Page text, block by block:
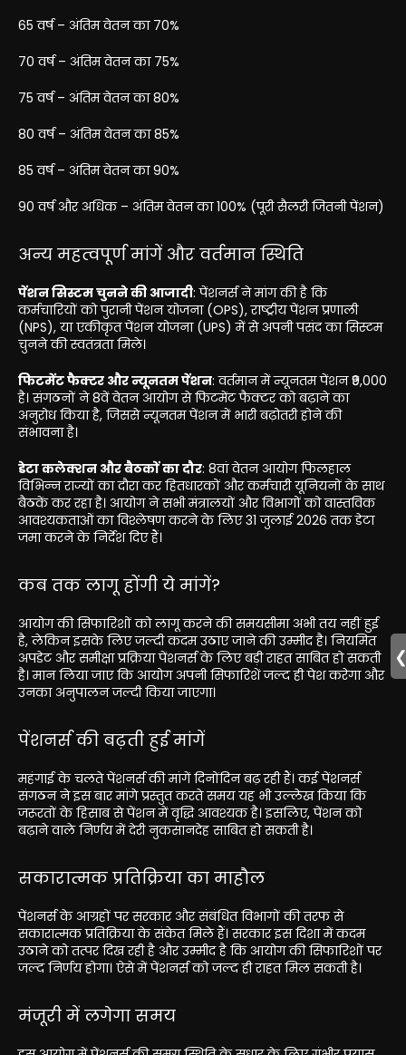
65 वर्ष – अंतिम वेतन का 70%
70 वर्ष – अंतिम वेतन का 75%
75 वर्ष – अंतिम वेतन का 80%
80 वर्ष – अंतिम वेतन का 85%
85 वर्ष – अंतिम वेतन का 90%
90 वर्ष और अधिक – अंतिम वेतन का 100% (पूरी सैलरी जितनी पेंशन)
अन्य महत्वपूर्ण मांगें और वर्तमान स्थिति
पेंशन सिस्टम चुनने की आजादी: पेंशनर्स ने मांग की है कि
कर्मचारियों को पुरानी पेंशन योजना (OPS), राष्ट्रीय पेंशन प्रणाली
(NPS), या एकीकृत पेंशन योजना (UPS) में से अपनी पसंद का सिस्टम
चुनने की स्वतंत्रता मिले।
फिटमेंट फैक्टर और न्यूनतम पेंशन: वर्तमान में न्यूनतम पेंशन ₹9,000
है। संगठनों ने 8वें वेतन आयोग से फिटमेंट फैक्टर को बढ़ाने का
अनुरोध किया है, जिससे न्यूनतम पेंशन में भारी बढ़ोतरी होने की
संभावना है।
डेटा कलेक्शन और बैठकों का दौर: 8वां वेतन आयोग फिलहाल
विभिन्न राज्यों का दौरा कर हितधारकों और कर्मचारी यूनियनों के साथ
बैठकें कर रहा है। आयोग ने सभी मंत्रालयों और विभागों को वास्तविक
आवश्यकताओं का विश्लेषण करने के लिए 31 जुलाई 2026 तक डेटा
जमा करने के निर्देश दिए हैं।
कब तक लागू होंगी ये मांगें?
आयोग की सिफारिशों को लागू करने की समयसीमा अभी तय नहीं हुई
है, लेकिन इसके लिए जल्दी कदम उठाए जाने की उम्मीद है। नियमित
अपडेट और समीक्षा प्रक्रिया पेंशनर्स के लिए बड़ी राहत साबित हो सकती
है। मान लिया जाए कि आयोग अपनी सिफारिशें जल्द ही पेश करेगा और
उनका अनुपालन जल्दी किया जाएगा।
पेंशनर्स की बढ़ती हुई मांगें
महंगाई के चलते पेंशनर्स की मांगें दिनोंदिन बढ़ रही हैं। कई पेंशनर्स
संगठन ने इस बार मांगे प्रस्तुत करते समय यह भी उल्लेख किया कि
जरूरतों के हिसाब से पेंशन में वृद्धि आवश्यक है। इसलिए, पेंशन को
बढ़ाने वाले निर्णय में देरी नुकसानदेह साबित हो सकती है।
सकारात्मक प्रतिक्रिया का माहौल
पेंशनर्स के आग्रहों पर सरकार और संबंधित विभागों की तरफ से
सकारात्मक प्रतिक्रिया के संकेत मिले हैं। सरकार इस दिशा में कदम
उठाने को तत्पर दिख रही है और उम्मीद है कि आयोग की सिफारिशों पर
जल्द निर्णय होगा। ऐसे में पेंशनर्स को जल्द ही राहत मिल सकती है।
मंजूरी में लगेगा समय